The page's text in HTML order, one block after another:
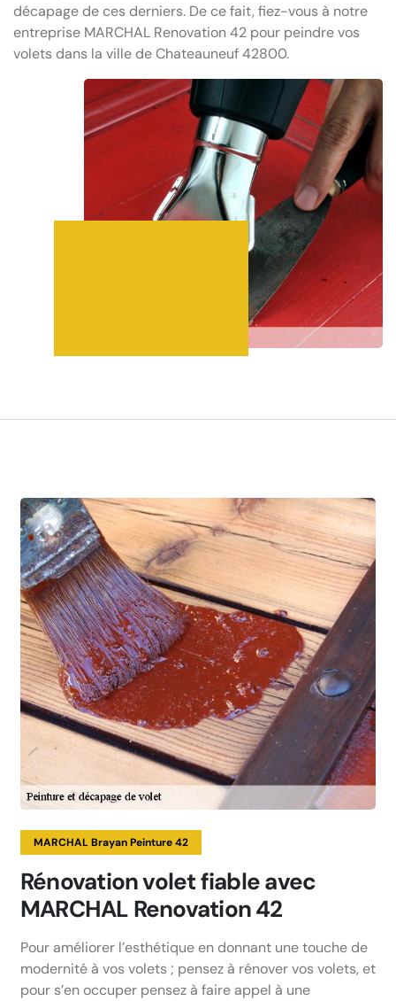
décapage de ces derniers. De ce fait, fiez-vous à notre
entreprise MARCHAL Renovation 42 pour peindre vos
volets dans la ville de Chateauneuf 42800.
MARCHAL Brayan Peinture 42
Rénovation volet fiable avec
MARCHAL Renovation 42
Pour améliorer l’esthétique en donnant une touche de
modernité à vos volets ; pensez à rénover vos volets, et
pour s’en occuper pensez à faire appel à une